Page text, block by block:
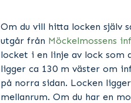
Om du vill hitta locken själv
utgår från Möckelmossens
locket i en linje av lock som
ligger ca 130 m väster om
på norra sidan. Locken
mellanrum. Om du har en